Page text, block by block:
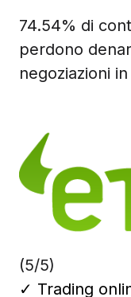
74.54% di
perdono
negoziazioni
(5/5)
✓ Trading